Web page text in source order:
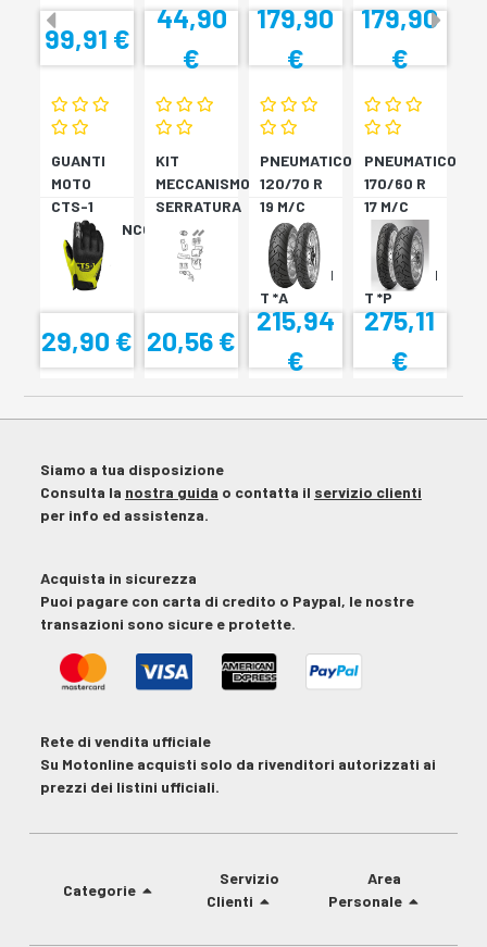
99,91 €
44,90
€
179,90
€
179,90
€
GUANTI
MOTO
CTS-1
NERO/BIANCO
29,90 €
KIT
MECCANISMO
SERRATURA
SH33
SH34
20,56 €
PNEUMATICO
120/70 R
19 M/C
60V TL
???
SCORPION
T *A
215,94
€
PNEUMATICO
170/60 R
17 M/C
72V
TL????
SCORPION
T *P
275,11
€
Siamo a tua disposizione
Consulta la nostra guida o contatta il servizio clienti
per info ed assistenza.
Acquista in sicurezza
Puoi pagare con carta di credito o Paypal, le nostre
transazioni sono sicure e protette.
Rete di vendita ufficiale
Su Motonline acquisti solo da rivenditori autorizzati ai
prezzi dei listini ufficiali.
Categorie
Servizio
Clienti
Area
Personale